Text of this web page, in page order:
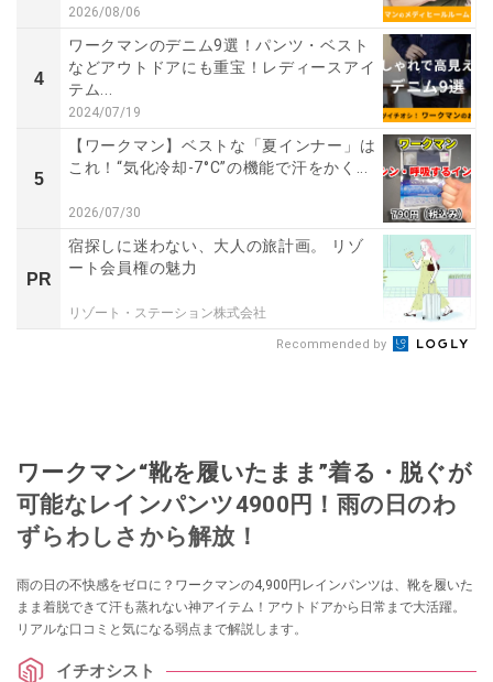
2026/08/06
4
ワークマンのデニム9選！パンツ・ベスト
などアウトドアにも重宝！レディースアイ
テム...
2024/07/19
5
【ワークマン】ベストな「夏インナー」は
これ！“気化冷却-7°C”の機能で汗をかく...
2026/07/30
PR
宿探しに迷わない、大人の旅計画。 リゾ
ート会員権の魅力
リゾート・ステーション株式会社
Recommended by
ワークマン“靴を履いたまま”着る・脱ぐが
可能なレインパンツ4900円！雨の日のわ
ずらわしさから解放！
雨の日の不快感をゼロに？ワークマンの4,900円レインパンツは、靴を履いた
まま着脱できて汗も蒸れない神アイテム！アウトドアから日常まで大活躍。
リアルな口コミと気になる弱点まで解説します。
イチオシスト